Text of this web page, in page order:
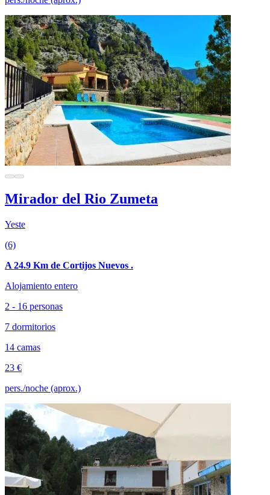
Mirador del Rio Zumeta
Yeste
(6)
A 24.9 Km de Cortijos Nuevos .
Alojamiento entero
2 - 16 personas
7 dormitorios
14 camas
23 €
pers./noche (aprox.)